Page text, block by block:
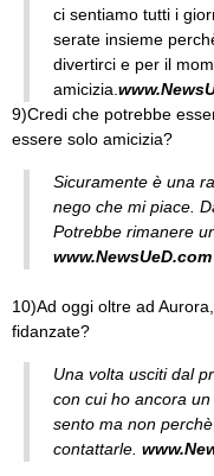
ci sentiamo tutti i
serate insieme
divertirci e per il
amicizia.
9)Credi che potrebbe
essere solo amicizia?
Sicuramente è una
nego che mi piace.
Potrebbe rimanere
www.NewsUeD.com
10)Ad oggi oltre ad
fidanzate?
Una volta usciti dal
con cui ho ancora
sento ma non
contattarle.